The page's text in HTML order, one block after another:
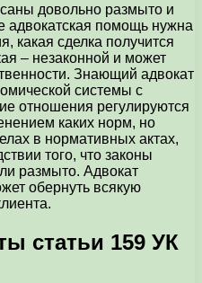
довольно размыто и
адвокатская помощь нужна
какая сделка получится
– незаконной и может
Знающий адвокат
системы с
отношения регулируются
каких норм, но
в нормативных актах,
того, что законы
размыто. Адвокат
обернуть всякую
статьи 159 УК